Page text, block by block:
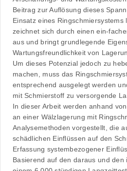
Beitrag zur Auflösung dieses
Einsatz eines Ringschmiersystems
zeichnet sich durch einen ein-
aus und bringt grundlegende
Wartungsfreundlichkeit von
Um dieses Potenzial jedoch zu
machen, muss das
entsprechend ausgelegt werden
mit Schmierstoff zu versorgende
In dieser Arbeit werden anhand
an einer Wälzlagerung mit
Analysemethoden vorgestellt, die
schädlichen Einflüssen auf den
Erfassung systembezogener
Basierend auf den daraus und den